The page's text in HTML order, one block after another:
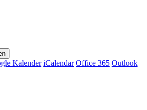
Kalender iCalendar Office 365 Outlook